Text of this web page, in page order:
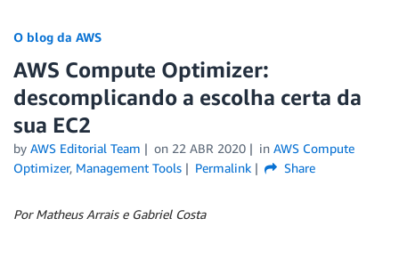
Página inicial
Edições
O blog da AWS
AWS Compute Optimizer:
descomplicando a escolha certa da
sua EC2
by AWS Editorial Team on 22 ABR 2020 in AWS Compute
Optimizer, Management Tools Permalink Share
Por Matheus Arrais e Gabriel Costa